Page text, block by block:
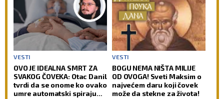
VESTI
OVO JE IDEALNA SMRT ZA
SVAKOG ČOVEKA: Otac Danil
tvrdi da se onome ko ovako
umre automatski spiraju
VESTI
BOGU NEMA NIŠTA MILIJE
OD OVOGA! Sveti Maksim o
najvećem daru koji čovek
može da stekne za života!